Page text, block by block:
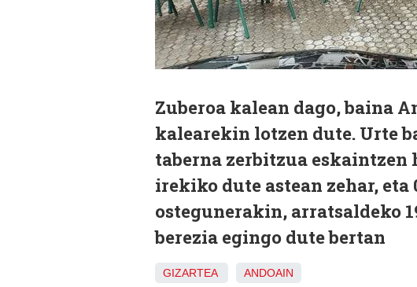
Zuberoa kalean dago, baina
kalearekin lotzen dute. Urte
taberna zerbitzua eskaintzen
irekiko dute astean zehar, eta
ostegunerakin, arratsaldeko
berezia egingo dute bertan
GIZARTEA ANDOAIN